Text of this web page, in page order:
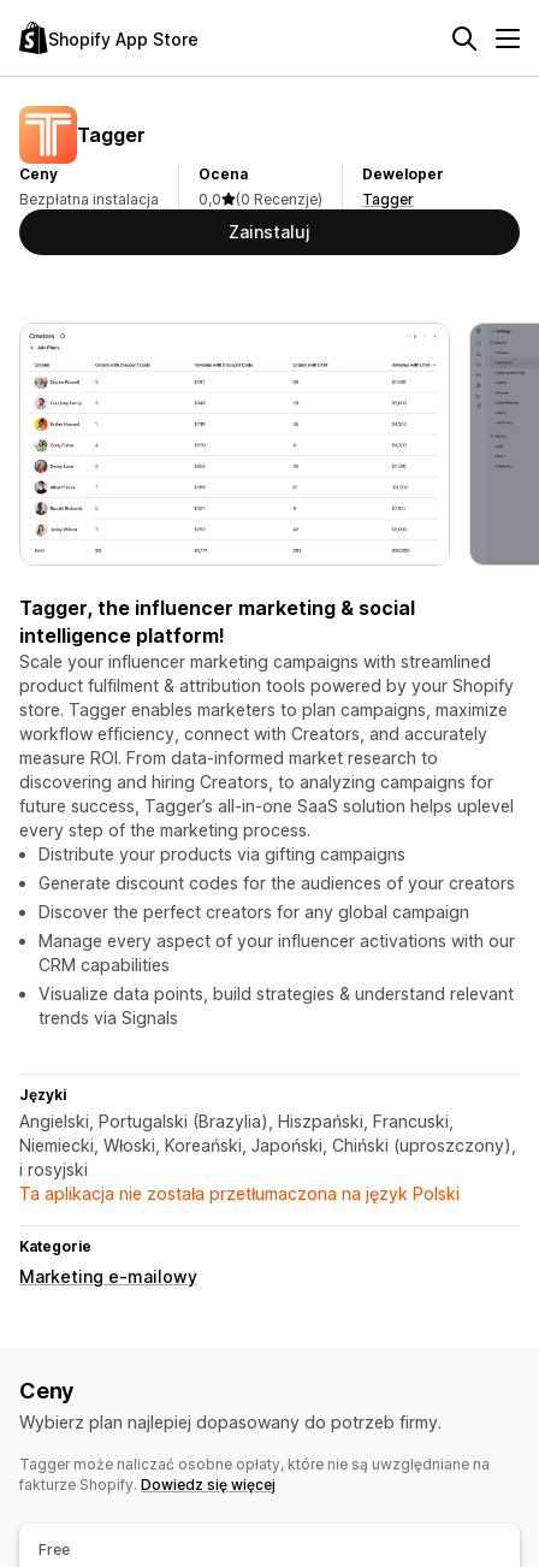
Shopify App Store
Tagger
Ceny
Bezpłatna instalacja
Ocena
0,0
(0 Recenzje)
Deweloper
Tagger
Zainstaluj
Tagger, the influencer marketing & social
intelligence platform!
Scale your influencer marketing campaigns with streamlined
product fulfilment & attribution tools powered by your Shopify
store. Tagger enables marketers to plan campaigns, maximize
workflow efficiency, connect with Creators, and accurately
measure ROI. From data-informed market research to
discovering and hiring Creators, to analyzing campaigns for
future success, Tagger’s all-in-one SaaS solution helps uplevel
every step of the marketing process.
Distribute your products via gifting campaigns
Generate discount codes for the audiences of your creators
Discover the perfect creators for any global campaign
Manage every aspect of your influencer activations with our
CRM capabilities
Visualize data points, build strategies & understand relevant
trends via Signals
Języki
Angielski, Portugalski (Brazylia), Hiszpański, Francuski,
Niemiecki, Włoski, Koreański, Japoński, Chiński (uproszczony),
i rosyjski
Ta aplikacja nie została przetłumaczona na język Polski
Kategorie
Marketing e-mailowy
Ceny
Wybierz plan najlepiej dopasowany do potrzeb firmy.
Tagger może naliczać osobne opłaty, które nie są uwzględniane na
fakturze Shopify. Dowiedz się więcej
Free